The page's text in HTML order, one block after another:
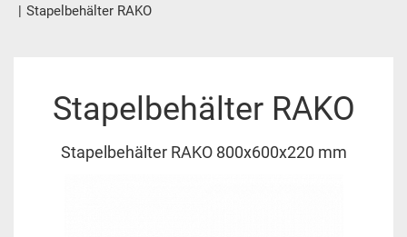
Stapelbehälter RAKO
Stapelbehälter RAKO
Stapelbehälter RAKO 800x600x220 mm